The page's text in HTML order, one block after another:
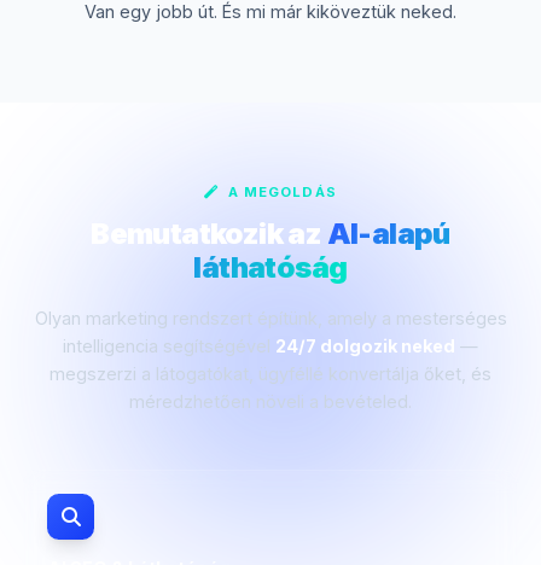
Van egy jobb út. És mi már kiköveztük neked.
A MEGOLDÁS
Bemutatkozik az AI-alapú
láthatóság
Olyan marketing rendszert építünk, amely a mesterséges
intelligencia segítségével 24/7 dolgozik neked —
megszerzi a látogatókat, ügyféllé konvertálja őket, és
méredzhetően növeli a bevételed.